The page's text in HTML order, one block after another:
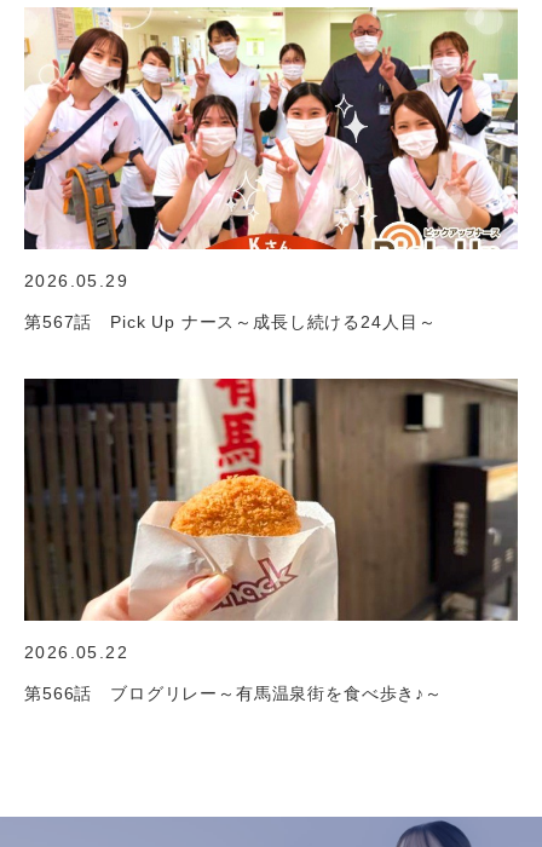
2026.05.29
第567話 Pick Up ナース～成長し続ける24人目～
2026.05.22
第566話 ブログリレー～有馬温泉街を食べ歩き♪～